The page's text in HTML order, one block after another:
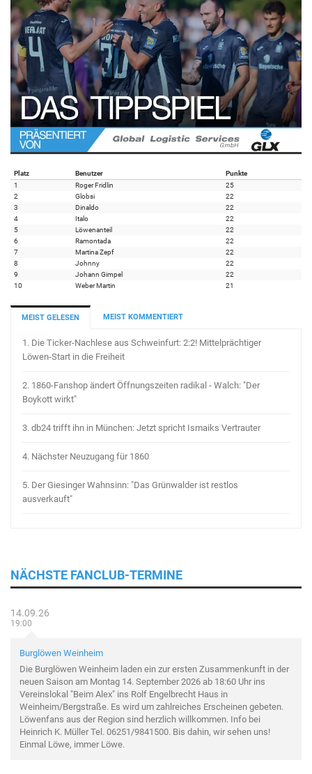
Platz Benutzer
Punkte
1
Roger Fridlin
25
2
Globsi
22
3
Dinaldo
22
4
Italo
22
5
Löwenanteil
22
6
Ramontada
22
7
Martina Zepf
22
8
Johnny
22
9
Johann Gimpel
22
10
Weber Martin 21
MEIST GELESEN MEIST KOMMENTIERT
1. Die Ticker-Nachlese aus Schweinfurt: 2:2! Mittelprächtiger
Löwen-Start in die Freiheit
2. 1860-Fanshop ändert Öffnungszeiten radikal - Walch: "Der
Boykott wirkt"
3. db24 trifft ihn in München: Jetzt spricht Ismaiks Vertrauter
4. Nächster Neuzugang für 1860
5. Der Giesinger Wahnsinn: "Das Grünwalder ist restlos
ausverkauft"
NÄCHSTE FANCLUB-TERMINE
14.09.26
19:00
Burglöwen Weinheim
Die Burglöwen Weinheim laden ein zur ersten Zusammenkunft in der
neuen Saison am Montag 14. September 2026 ab 18:60 Uhr ins
Vereinslokal "Beim Alex" ins Rolf Engelbrecht Haus in
Weinheim/Bergstraße. Es wird um zahlreiches Erscheinen gebeten.
Löwenfans aus der Region sind herzlich willkommen. Info bei
Heinrich K. Müller Tel. 06251/9841500. Bis dahin, wir sehen uns!
Einmal Löwe, immer Löwe.